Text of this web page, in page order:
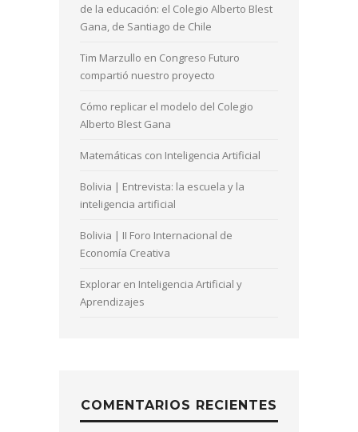
de la educación: el Colegio Alberto Blest
Gana, de Santiago de Chile
Tim Marzullo en Congreso Futuro
compartió nuestro proyecto
Cómo replicar el modelo del Colegio
Alberto Blest Gana
Matemáticas con Inteligencia Artificial
Bolivia | Entrevista: la escuela y la
inteligencia artificial
Bolivia | II Foro Internacional de
Economía Creativa
Explorar en Inteligencia Artificial y
Aprendizajes
COMENTARIOS RECIENTES